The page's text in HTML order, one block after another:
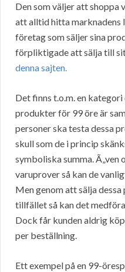
Den som väljer att shoppa
att alltid hitta marknadens
företag som säljer sina
förpliktigade att sälja till
denna sajten.
Det finns t.o.m. en
produkter för 99 öre är
personer ska testa dessa
skull som de i princip
symboliska summa. Ã„ven
varuprover så kan de
Men genom att sälja
tillfället så kan det
Dock får kunden aldrig
per beställning.
Ett exempel på en 99-